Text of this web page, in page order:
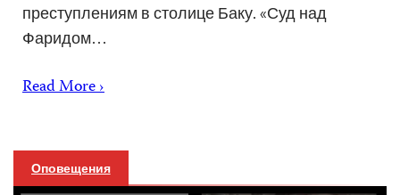
преступлениям в столице Баку. «Суд над
Фаридом…
Read More ›
Оповещения